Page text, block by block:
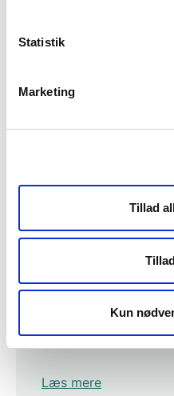
Statistik
Marketing
Tillad
Kun
Ofte stillede
Find svar på de
om brændefyring.
Læs mere